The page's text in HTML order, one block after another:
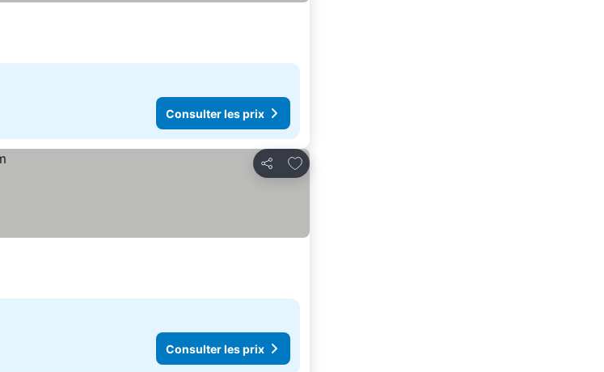
Consulter les prix
Partager
Ajouter à mes favoris
Consulter les prix